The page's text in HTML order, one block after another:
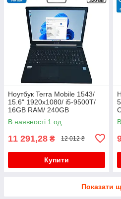
Ноутбук Terra Mobile 1543/
15.6" 1920x1080/ i5-9500T/
16GB RAM/ 240GB
SSD+320GB HDD/ UHD 630/
Без АКБ
В наявності 1 од.
11 291,28 ₴ 12 012 ₴
Купити
Показати